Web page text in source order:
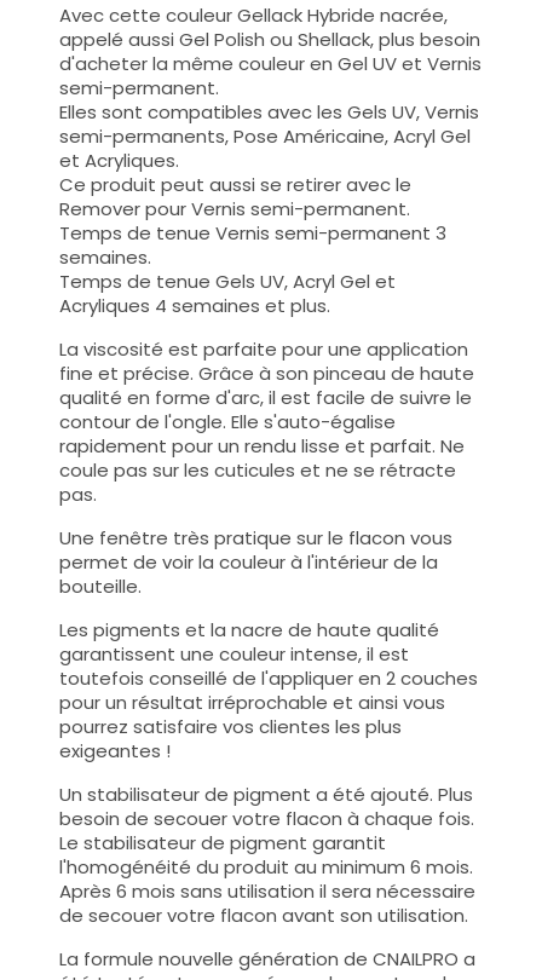
Avec cette couleur Gellack Hybride nacrée,
appelé aussi Gel Polish ou Shellack, plus besoin
d'acheter la même couleur en Gel UV et Vernis
semi-permanent.
Elles sont compatibles avec les Gels UV, Vernis
semi-permanents, Pose Américaine, Acryl Gel
et Acryliques.
Ce produit peut aussi se retirer avec le
Remover pour Vernis semi-permanent.
Temps de tenue Vernis semi-permanent 3
semaines.
Temps de tenue Gels UV, Acryl Gel et
Acryliques 4 semaines et plus.
La viscosité est parfaite pour une application
fine et précise. Grâce à son pinceau de haute
qualité en forme d'arc, il est facile de suivre le
contour de l'ongle. Elle s'auto-égalise
rapidement pour un rendu lisse et parfait. Ne
coule pas sur les cuticules et ne se rétracte
pas.
Une fenêtre très pratique sur le flacon vous
permet de voir la couleur à l'intérieur de la
bouteille.
Les pigments et la nacre de haute qualité
garantissent une couleur intense, il est
toutefois conseillé de l'appliquer en 2 couches
pour un résultat irréprochable et ainsi vous
pourrez satisfaire vos clientes les plus
exigeantes !
Un stabilisateur de pigment a été ajouté. Plus
besoin de secouer votre flacon à chaque fois.
Le stabilisateur de pigment garantit
l'homogénéité du produit au minimum 6 mois.
Après 6 mois sans utilisation il sera nécessaire
de secouer votre flacon avant son utilisation.
La formule nouvelle génération de CNAILPRO a